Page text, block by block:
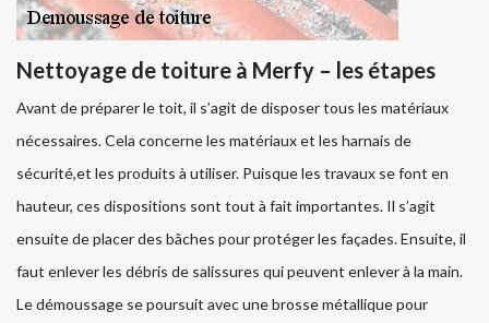
Nettoyage de toiture à Merfy – les étapes
Avant de préparer le toit, il s’agit de disposer tous les matériaux
nécessaires. Cela concerne les matériaux et les harnais de
sécurité,et les produits à utiliser. Puisque les travaux se font en
hauteur, ces dispositions sont tout à fait importantes. Il s’agit
ensuite de placer des bâches pour protéger les façades. Ensuite, il
faut enlever les débris de salissures qui peuvent enlever à la main.
Le démoussage se poursuit avec une brosse métallique pour